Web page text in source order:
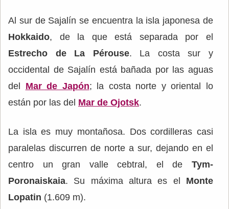
Al sur de Sajalín se encuentra la isla japonesa de
Hokkaido, de la que está separada por el
Estrecho de La Pérouse. La costa sur y
occidental de Sajalín está bañada por las aguas
del Mar de Japón; la costa norte y oriental lo
están por las del Mar de Ojotsk.
La isla es muy montañosa. Dos cordilleras casi
paralelas discurren de norte a sur, dejando en el
centro un gran valle cebtral, el de Tym-
Poronaiskaia. Su máxima altura es el Monte
Lopatin (1.609 m).